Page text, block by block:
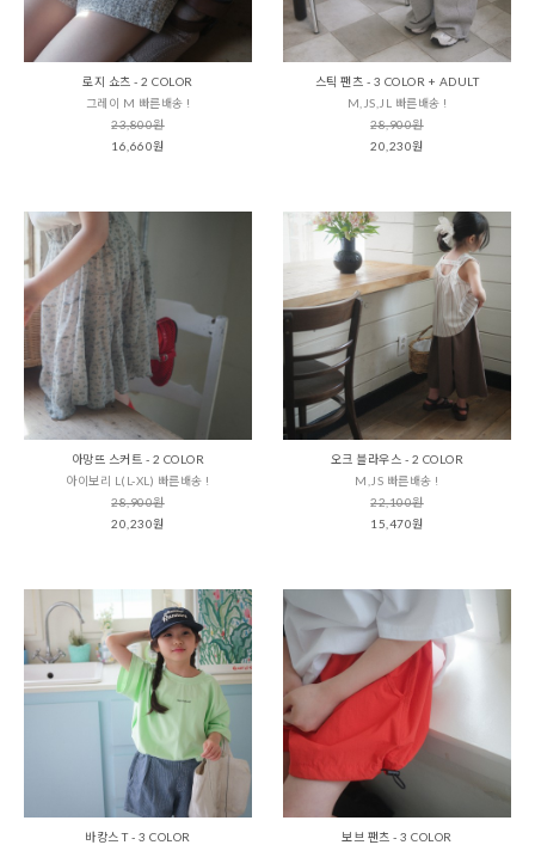
로지 쇼츠 - 2 COLOR
그레이 M 빠른배송 !
23,800원
16,660원
스틱 팬츠 - 3 COLOR + ADULT
M,JS,JL 빠른배송 !
28,900원
20,230원
아망뜨 스커트 - 2 COLOR
아이보리 L(L-XL) 빠른배송 !
28,900원
20,230원
오크 블라우스 - 2 COLOR
M,JS 빠른배송 !
22,100원
15,470원
바캉스 T - 3 COLOR
보브 팬츠 - 3 COLOR